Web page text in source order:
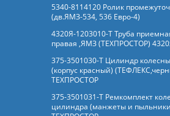
5340-8114120 Ролик
(дв.ЯМЗ-534, 536 Евро-4)
4320Я-1203010-Т Труба
правая ,ЯМЗ (ТЕХПРОСТОР)
375-3501030-Т Цилиндр
(корпус красный)
ТЕХПРОСТОР
375-3501031-Т Ремкомплект
цилиндра (манжеты и